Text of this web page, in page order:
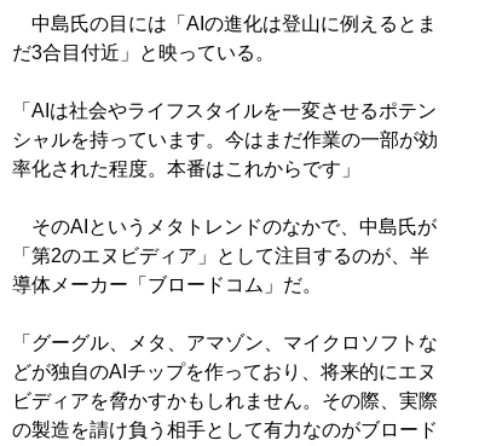
中島氏の目には「AIの進化は登山に例えるとま
だ3合目付近」と映っている。
「AIは社会やライフスタイルを一変させるポテン
シャルを持っています。今はまだ作業の一部が効
率化された程度。本番はこれからです」
そのAIというメタトレンドのなかで、中島氏が
「第2のエヌビディア」として注目するのが、半
導体メーカー「ブロードコム」だ。
「グーグル、メタ、アマゾン、マイクロソフトな
どが独自のAIチップを作っており、将来的にエヌ
ビディアを脅かすかもしれません。その際、実際
の製造を請け負う相手として有力なのがブロード